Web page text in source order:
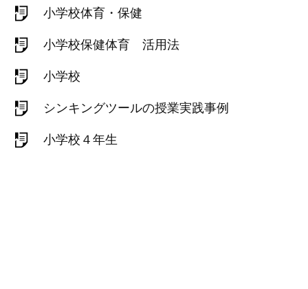
小学校体育・保健
小学校保健体育 活用法
小学校
シンキングツールの授業実践事例
小学校４年生